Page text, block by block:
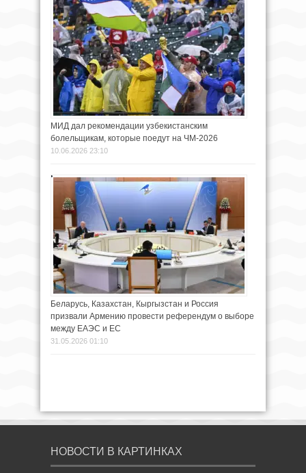
МИД дал рекомендации узбекистанским
болельщикам, которые поедут на ЧМ-2026
10.06.2026 23:10
Беларусь, Казахстан, Кыргызстан и Россия
призвали Армению провести референдум о выборе
между ЕАЭС и ЕС
31.05.2026 01:10
НОВОСТИ В КАРТИНКАХ